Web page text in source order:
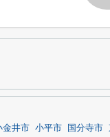
金井市 小平市 国分寺市